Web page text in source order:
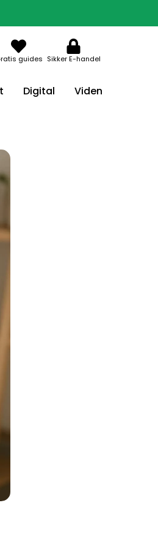
guides Sikker E-handel
Digital Viden